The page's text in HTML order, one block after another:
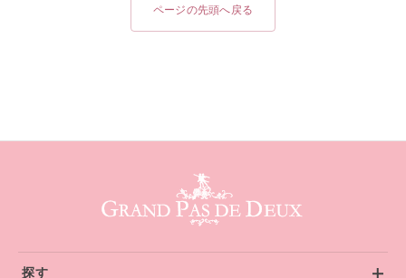
ページの先頭へ戻る
探す